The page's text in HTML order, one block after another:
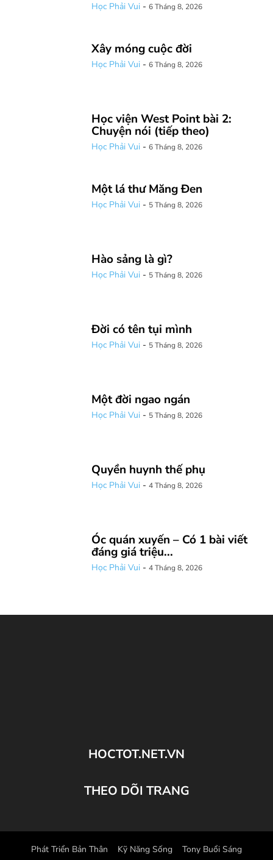
Học Phải Vui - 6 Tháng 8, 2026
Xây móng cuộc đời
Học Phải Vui - 6 Tháng 8, 2026
Học viện West Point bài 2:
Chuyện nói (tiếp theo)
Học Phải Vui - 6 Tháng 8, 2026
Một lá thư Măng Đen
Học Phải Vui - 5 Tháng 8, 2026
Hào sảng là gì?
Học Phải Vui - 5 Tháng 8, 2026
Đời có tên tụi mình
Học Phải Vui - 5 Tháng 8, 2026
Một đời ngao ngán
Học Phải Vui - 5 Tháng 8, 2026
Quyền huynh thế phụ
Học Phải Vui - 4 Tháng 8, 2026
Óc quán xuyến – Có 1 bài viết
đáng giá triệu...
Học Phải Vui - 4 Tháng 8, 2026
HOCTOT.NET.VN
THEO DÕI TRANG
Phát Triển Bản Thân Kỹ Năng Sống Tony Buổi Sáng